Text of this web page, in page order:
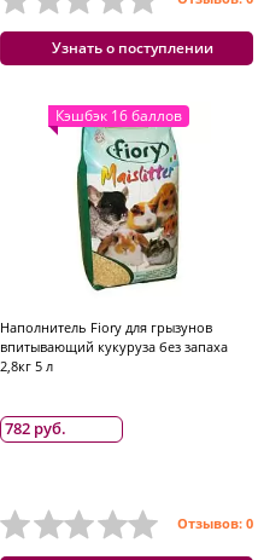
Узнать о поступлении
Кэшбэк 16 баллов
Наполнитель Fiory для грызунов
впитывающий кукуруза без запаха
2,8кг 5 л
782 руб.
Отзывов: 0